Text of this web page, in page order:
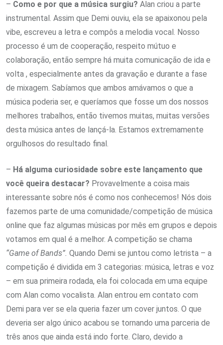
– Como e por que a música surgiu? Alan criou a parte
instrumental. Assim que Demi ouviu, ela se apaixonou pela
vibe, escreveu a letra e compôs a melodia vocal. Nosso
processo é um de cooperação, respeito mútuo e
colaboração, então sempre há muita comunicação de ida e
volta , especialmente antes da gravação e durante a fase
de mixagem. Sabíamos que ambos amávamos o que a
música poderia ser, e queríamos que fosse um dos nossos
melhores trabalhos, então tivemos muitas, muitas versões
desta música antes de lançá-la. Estamos extremamente
orgulhosos do resultado final.
– Há alguma curiosidade sobre este lançamento que
você queira destacar? Provavelmente a coisa mais
interessante sobre nós é como nos conhecemos! Nós dois
fazemos parte de uma comunidade/competição de música
online que faz algumas músicas por mês em grupos e depois
votamos em qual é a melhor. A competição se chama
“Game of Bands”. Quando Demi se juntou como letrista – a
competição é dividida em 3 categorias: música, letras e voz
– em sua primeira rodada, ela foi colocada em uma equipe
com Alan como vocalista. Alan entrou em contato com
Demi para ver se ela queria fazer um cover juntos. O que
deveria ser algo único acabou se tornando uma parceria de
três anos que ainda está indo forte. Claro, devido a